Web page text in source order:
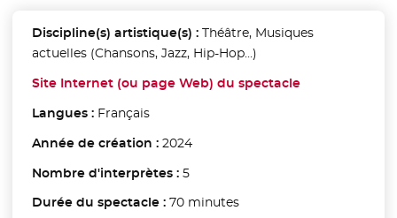
Discipline(s) artistique(s) : Théâtre, Musiques
actuelles (Chansons, Jazz, Hip-Hop…)
Site Internet (ou page Web) du spectacle- Nouvelle
Langues : Français
Année de création : 2024
Nombre d'interprètes : 5
Durée du spectacle : 70 minutes